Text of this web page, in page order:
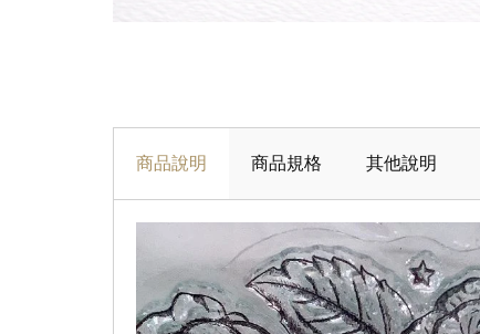
商品說明 商品規格 其他說明